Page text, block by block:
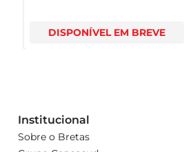
DISPONÍVEL EM BREVE
Institucional
Sobre o Bretas